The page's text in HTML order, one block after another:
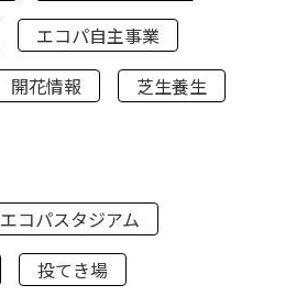
エコパ自主事業
開花情報 芝生養生
エコパスタジアム
投てき場